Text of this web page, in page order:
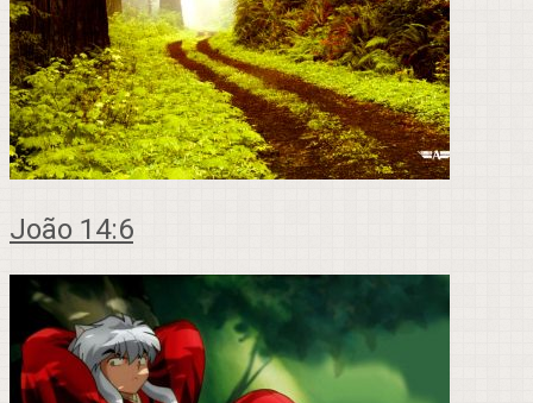
João 14:6